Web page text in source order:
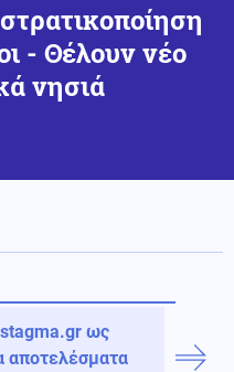
- Θέλουν νέο
νησιά
ως
αποτελέσματα